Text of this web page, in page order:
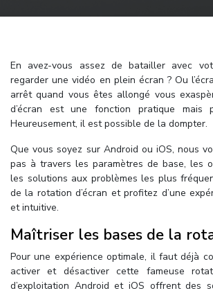
En avez-vous assez de batailler avec
regarder une vidéo en plein écran ? Ou
arrêt quand vous êtes allongé vous
d’écran est une fonction pratique mais
Heureusement, il est possible de la dompter.
Que vous soyez sur Android ou iOS, nous
pas à travers les paramètres de base, les
les solutions aux problèmes les plus
de la rotation d’écran et profitez d’une
et intuitive.
Maîtriser les bases de la
Pour une expérience optimale, il faut déjà
activer et désactiver cette fameuse
d’exploitation Android et iOS offrent des